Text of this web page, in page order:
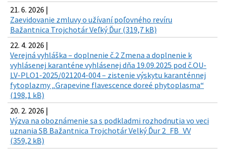
21. 6. 2026 |
Zaevidovanie zmluvy o užívaní poľovného revíru
Bažantnica Trojchotár Veľký Ďur (319,7 kB)
22. 4. 2026 |
Verejná vyhláška – doplnenie č.2 Zmena a doplnenie k
vyhlásenej karanténe vyhlásenej dňa 19.09.2025 pod č.OU-
LV-PLO1-2025/021204-004 – zistenie výskytu karanténnej
fytoplazmy „Grapevine flavescence doreé phytoplasma“
(198,1 kB)
20. 2. 2026 |
Výzva na oboznámenie sa s podkladmi rozhodnutia vo veci
uznania SB Bažantnica Trojchotár Velký Ďur 2_FB_VV
(359,2 kB)